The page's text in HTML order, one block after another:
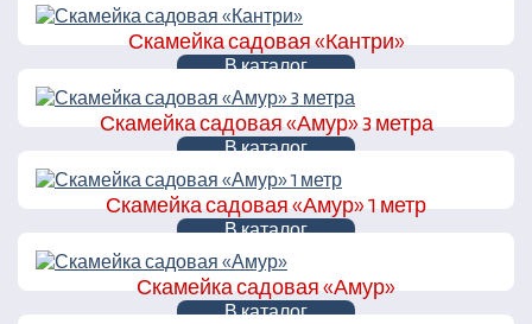
Скамейка садовая «Кантри»
В каталог
Скамейка садовая «Амур» 3 метра
В каталог
Скамейка садовая «Амур» 1 метр
В каталог
Скамейка садовая «Амур»
В каталог